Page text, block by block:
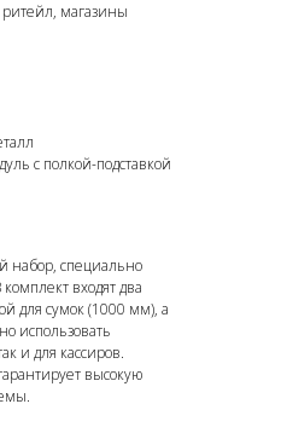
ритейл, магазины
с полкой-подставкой
набор, специально
входят два
для сумок (1000 мм), а
использовать
и для кассиров.
высокую